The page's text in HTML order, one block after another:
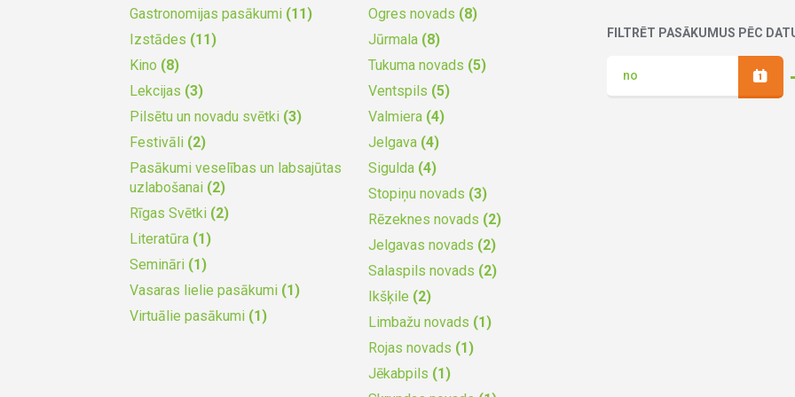
Gastronomijas pasākumi (11)
Izstādes (11)
Kino (8)
Lekcijas (3)
Pilsētu un novadu svētki (3)
Festivāli (2)
Pasākumi veselības un labsajūtas
uzlabošanai (2)
Rīgas Svētki (2)
Literatūra (1)
Semināri (1)
Vasaras lielie pasākumi (1)
Virtuālie pasākumi (1)
Ogres novads (8)
Jūrmala (8)
Tukuma novads (5)
Ventspils (5)
Valmiera (4)
Jelgava (4)
Sigulda (4)
Stopiņu novads (3)
Rēzeknes novads (2)
Jelgavas novads (2)
Salaspils novads (2)
Ikšķile (2)
Limbažu novads (1)
Rojas novads (1)
Jēkabpils (1)
FILTRĒT PASĀKUMUS PĒC